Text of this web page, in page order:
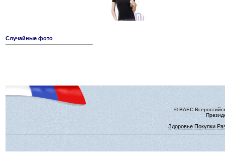
Случайные фото
© ВАЕС
Здоровье Покупки